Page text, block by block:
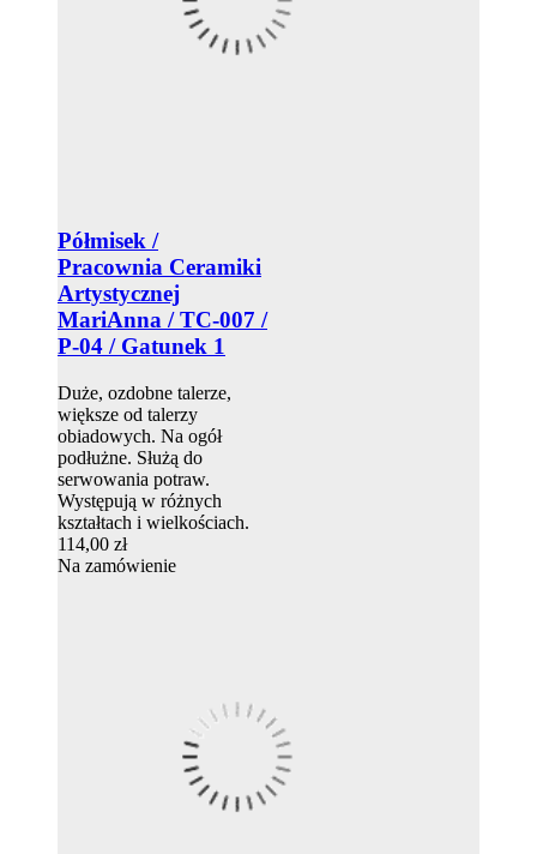
Półmisek /
Pracownia Ceramiki
Artystycznej
MariAnna / TC-007 /
P-04 / Gatunek 1
Duże, ozdobne talerze,
większe od talerzy
obiadowych. Na ogół
podłużne. Służą do
serwowania potraw.
Występują w różnych
kształtach i wielkościach.
114,00 zł
Na zamówienie